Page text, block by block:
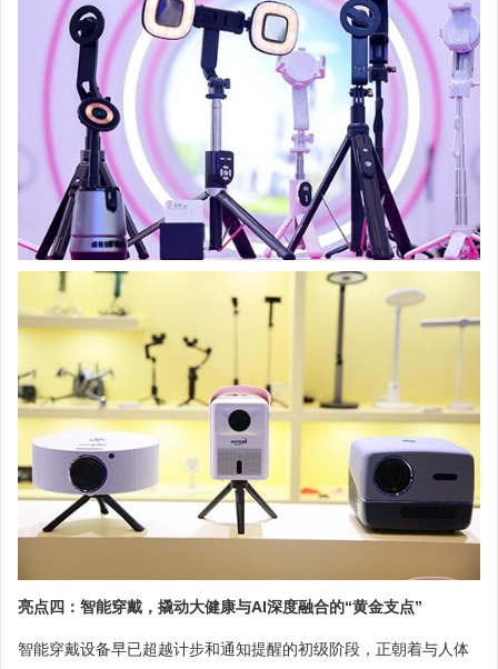
亮点四：智能穿戴，撬动大健康与AI深度融合的“黄金支点”
智能穿戴设备早已超越计步和通知提醒的初级阶段，正朝着与人体